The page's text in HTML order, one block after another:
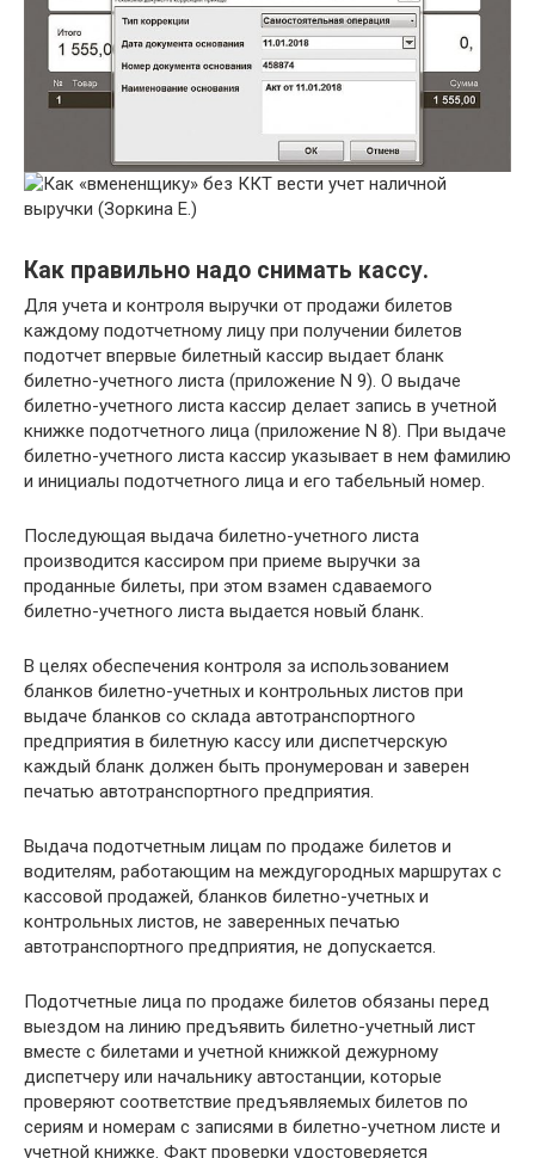
Как правильно надо снимать кассу.
Для учета и контроля выручки от продажи билетов
каждому подотчетному лицу при получении билетов
подотчет впервые билетный кассир выдает бланк
билетно-учетного листа (приложение N 9). О выдаче
билетно-учетного листа кассир делает запись в учетной
книжке подотчетного лица (приложение N 8). При выдаче
билетно-учетного листа кассир указывает в нем фамилию
и инициалы подотчетного лица и его табельный номер.
Последующая выдача билетно-учетного листа
производится кассиром при приеме выручки за
проданные билеты, при этом взамен сдаваемого
билетно-учетного листа выдается новый бланк.
В целях обеспечения контроля за использованием
бланков билетно-учетных и контрольных листов при
выдаче бланков со склада автотранспортного
предприятия в билетную кассу или диспетчерскую
каждый бланк должен быть пронумерован и заверен
печатью автотранспортного предприятия.
Выдача подотчетным лицам по продаже билетов и
водителям, работающим на междугородных маршрутах с
кассовой продажей, бланков билетно-учетных и
контрольных листов, не заверенных печатью
автотранспортного предприятия, не допускается.
Подотчетные лица по продаже билетов обязаны перед
выездом на линию предъявить билетно-учетный лист
вместе с билетами и учетной книжкой дежурному
диспетчеру или начальнику автостанции, которые
проверяют соответствие предъявляемых билетов по
сериям и номерам с записями в билетно-учетном листе и
учетной книжке. Факт проверки удостоверяется